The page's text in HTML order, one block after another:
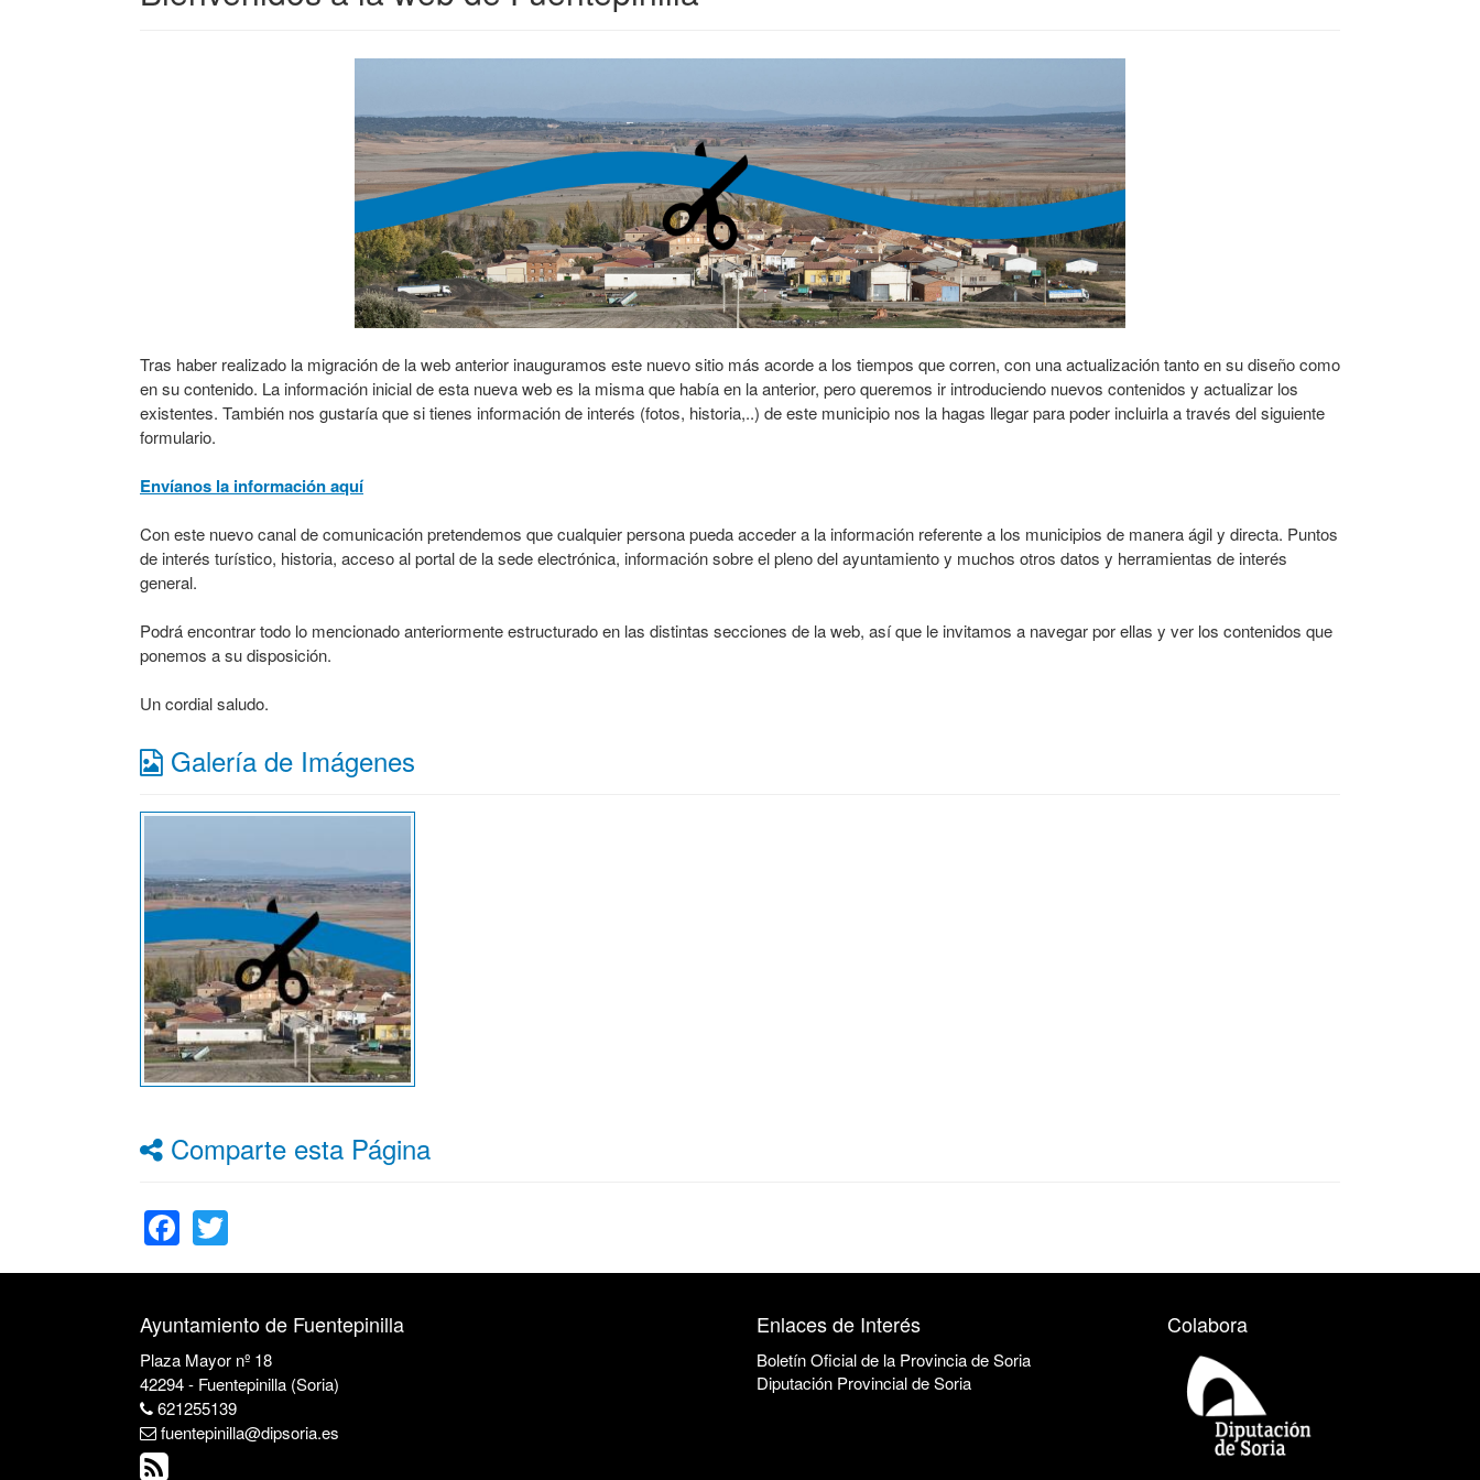
Tras haber realizado la migración de la web anterior inauguramos este nuevo sitio más acorde a los tiempos que corren, con una actualización tanto en su diseño como
en su contenido. La información inicial de esta nueva web es la misma que había en la anterior, pero queremos ir introduciendo nuevos contenidos y actualizar los
existentes. También nos gustaría que si tienes información de interés (fotos, historia,..) de este municipio nos la hagas llegar para poder incluirla a través del siguiente
formulario.
Envíanos la información aquí
Con este nuevo canal de comunicación pretendemos que cualquier persona pueda acceder a la información referente a los municipios de manera ágil y directa. Puntos
de interés turístico, historia, acceso al portal de la sede electrónica, información sobre el pleno del ayuntamiento y muchos otros datos y herramientas de interés
general.
Podrá encontrar todo lo mencionado anteriormente estructurado en las distintas secciones de la web, así que le invitamos a navegar por ellas y ver los contenidos que
ponemos a su disposición.
Un cordial saludo.
Galería de Imágenes
Comparte esta Página
Facebook
Ayuntamiento de Fuentepinilla
Plaza Mayor nº 18
42294 - Fuentepinilla (Soria)
621255139
fuentepinilla@dipsoria.es
Enlaces de Interés
Boletín Oficial de la Provincia de Soria
Diputación Provincial de Soria
Colabora